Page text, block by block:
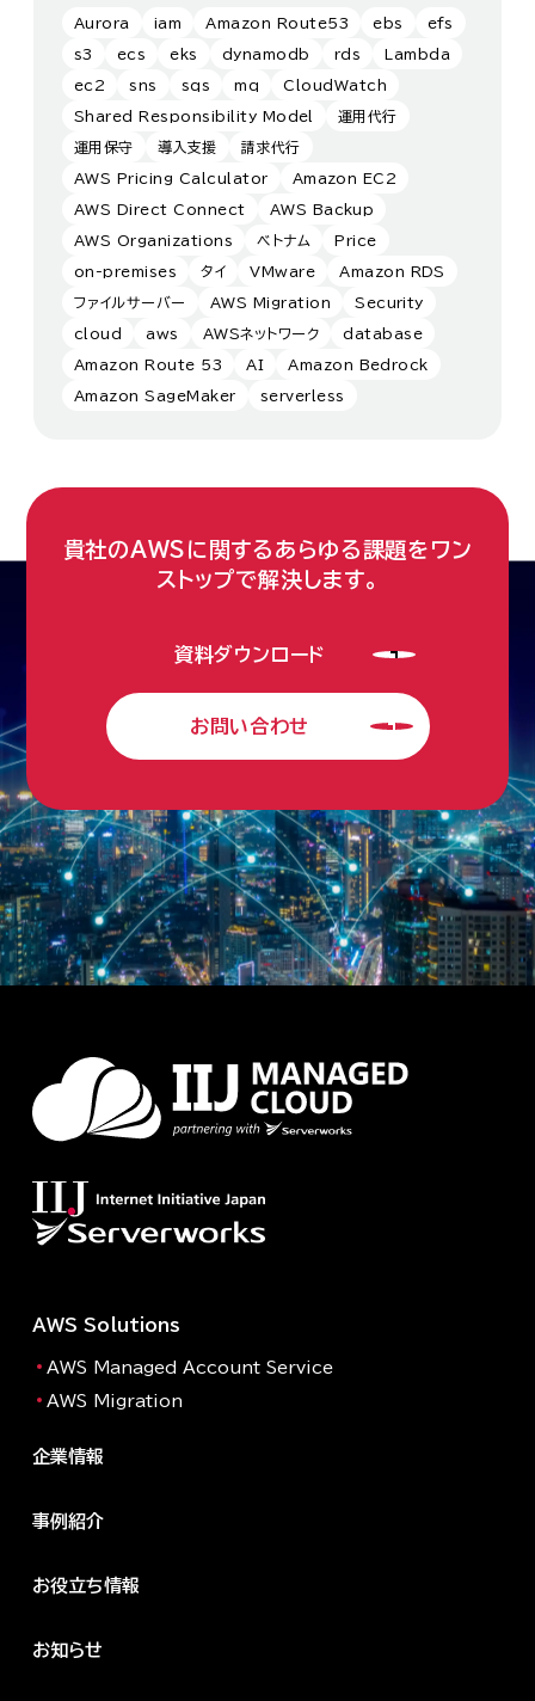
Aurora iam Amazon Route53 ebs efs
s3 ecs eks dynamodb rds Lambda
ec2 sns sqs mq CloudWatch
Shared Responsibility Model 運用代行
運用保守 導入支援 請求代行
AWS Pricing Calculator Amazon EC2
AWS Direct Connect AWS Backup
AWS Organizations ベトナム Price
on-premises タイ VMware Amazon RDS
ファイルサーバー AWS Migration Security
cloud aws AWSネットワーク database
Amazon Route 53 AI Amazon Bedrock
Amazon SageMaker serverless
貴社のAWSに関するあらゆる課題をワン
ストップで解決します。
資料ダウンロード
お問い合わせ
AWS Solutions
AWS Managed Account Service
AWS Migration
企業情報
事例紹介
お役立ち情報
お知らせ